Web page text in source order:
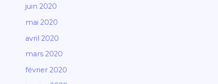
juin 2020
mai 2020
avril 2020
mars 2020
février 2020